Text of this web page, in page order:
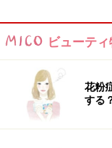
ビューテ
花粉
する